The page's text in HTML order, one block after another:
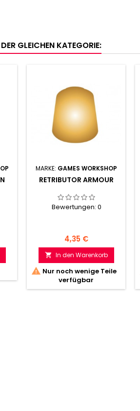
GLEICHEN KATEGORIE:
MARKE: GAMES WORKSHOP
RETRIBUTOR ARMOUR
Bewertungen: 0
Preis
4,35 €
 In den Warenkorb
 Nur noch wenige Teile
verfügbar